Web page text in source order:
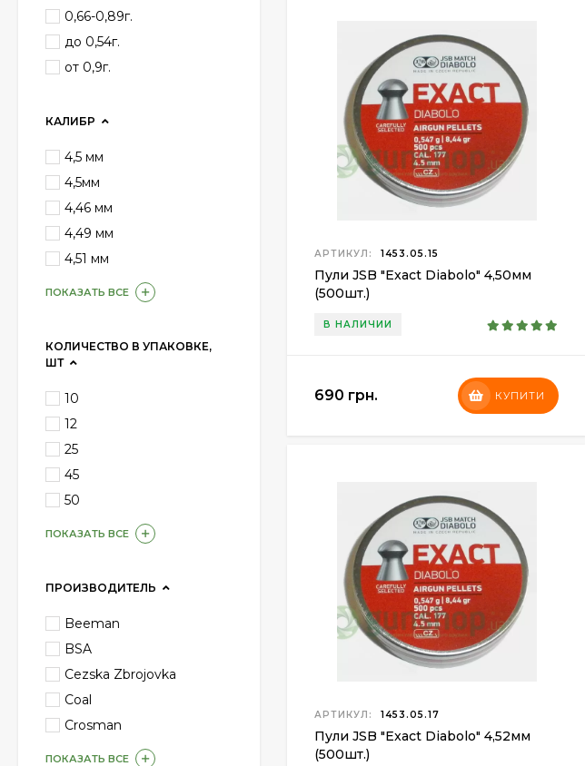
АРТИКУЛ: 1453.05.15
Пули JSB "Exact Diabolo" 4,50мм
(500шт.)
В НАЛИЧИИ
690 грн. КУПИТИ
АРТИКУЛ: 1453.05.17
Пули JSB "Exact Diabolo" 4,52мм
(500шт.)
0,66-0,89г.
до 0,54г.
от 0,9г.
КАЛИБР
4,5 мм
4,5мм
4,46 мм
4,49 мм
4,51 мм
ПОКАЗАТЬ ВСЕ
КОЛИЧЕСТВО В УПАКОВКЕ,
ШТ
10
12
25
45
50
ПОКАЗАТЬ ВСЕ
ПРОИЗВОДИТЕЛЬ
Beeman
BSA
Cezska Zbrojovka
Coal
Crosman
ПОКАЗАТЬ ВСЕ